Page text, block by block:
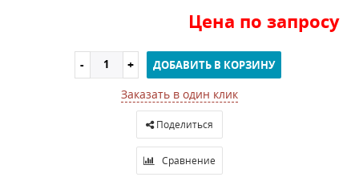
Цена по запросу
ДОБАВИТЬ В КОРЗИНУ
Заказать в один клик
Поделиться
Сравнение